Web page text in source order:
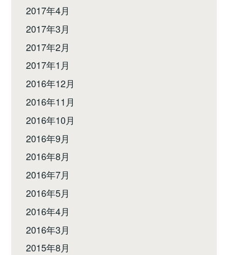
2017年4月
2017年3月
2017年2月
2017年1月
2016年12月
2016年11月
2016年10月
2016年9月
2016年8月
2016年7月
2016年5月
2016年4月
2016年3月
2015年8月